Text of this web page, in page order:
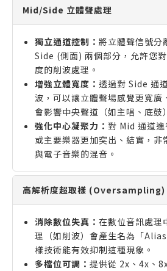
Mid/Side 立體聲處理
獨立通道控制： 將立體聲信號分
Side (側面) 兩個部分，允許您
度的削波處理。
增強立體寬度： 透過對 Side 通
波，可以讓立體聲場感覺更寬廣
會影響中央聲道（如主唱、底鼓
強化中心凝聚力： 對 Mid 通道
或主要樂器更加突出、結實，非
與電子音樂的混音。
高解析度超取樣 (Oversampling)
消除數位失真： 在數位音訊處理
理（如削波）會產生名為「
樣技術能有效抑制這種現象。
多檔位可調： 提供從 2x、4x、